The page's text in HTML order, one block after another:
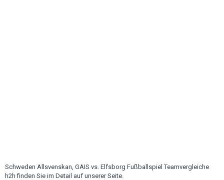
Schweden Allsvenskan, GAIS vs. Elfsborg Fußballspiel Teamvergleiche
h2h finden Sie im Detail auf unserer Seite.